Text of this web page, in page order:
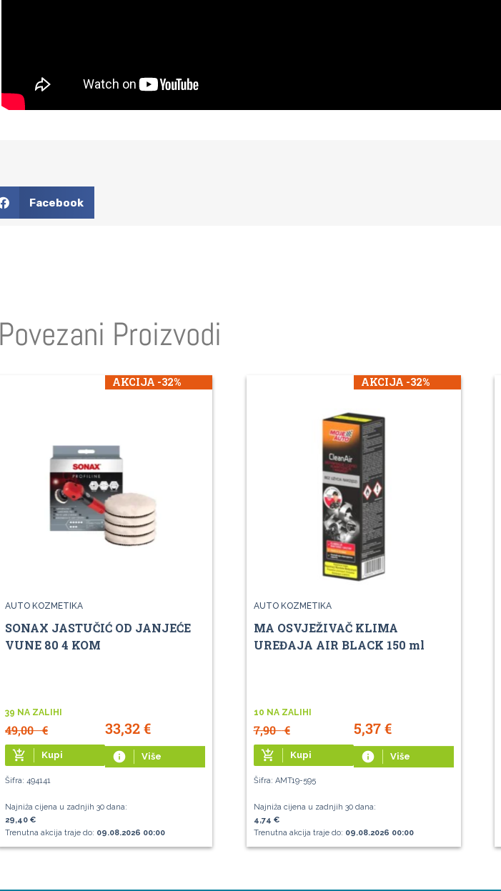
Facebook
Proizvodi
AKCIJA -32%
AUTO KOZMETIKA
SONAX JASTUČIĆ OD JANJEĆE
VUNE 80 4 KOM
39 NA ZALIHI
49,00€ 33,32€
add_shopping_cart Kupi info Više
Šifra: 494141
Najniža cijena u zadnjih 30 dana:
29,40 €
Trenutna akcija traje do: 09.08.2026 00:00
AKCIJA -32%
AUTO KOZMETIKA
MA OSVJEŽIVAČ KLIMA
UREĐAJA AIR BLACK 150 ml
10 NA ZALIHI
7,90€ 5,37€
add_shopping_cart Kupi info Više
Šifra: AMT19-595
Najniža cijena u zadnjih 30 dana:
4,74 €
Trenutna akcija traje do: 09.08.2026 00:00